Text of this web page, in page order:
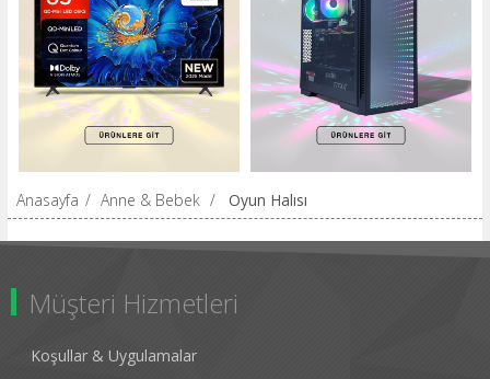
Anasayfa / Anne & Bebek / Oyun Halısı
Müşteri Hizmetleri
Koşullar & Uygulamalar